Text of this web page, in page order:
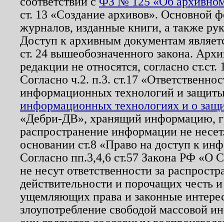
ст. 13 «Создание архивов». Основной
журналов, изданные книги, а также
Доступ к архивным документам
ст. 24 вышеобозначенного закона.
редакции не относятся, согласно
Согласно ч.2. п.3. ст.17
информационных технологий и
информационных технологиях и о
«Дебри-ДВ», хранящий информацию,
распространение информации не
основании ст.8 «Право на доступ к
Согласно пп.3,4,6 ст.57 Закона РФ «О
не несут ответственности за
действительности и порочащих честь
ущемляющих права и законные
злоупотребление свободой массовой